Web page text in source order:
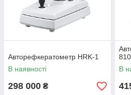
Авторефкератометр HRK-1
В наявності
298 000 ₴
В